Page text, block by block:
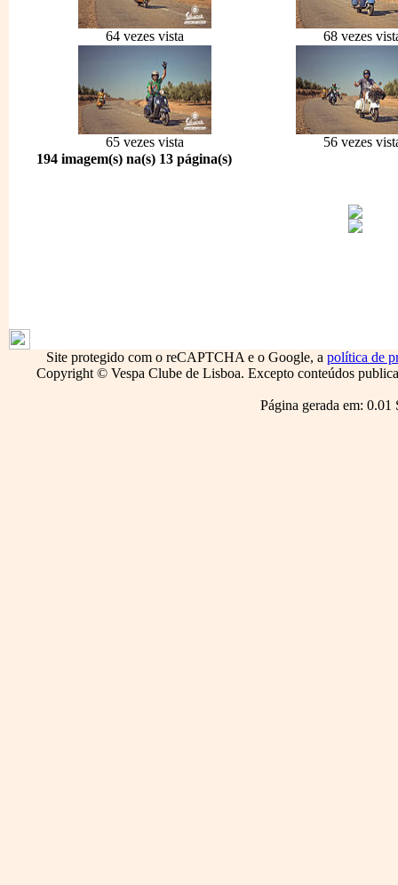
64 vezes vista 68 vezes
65 vezes vista
56 vezes
194 imagem(s) na(s) 13 página(s)
Site protegido com o reCAPTCHA e o Google, a política de
Copyright © Vespa Clube de Lisboa. Excepto conteúdos
Página gerada em: 0.01